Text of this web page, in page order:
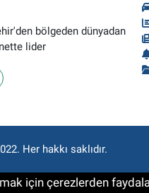
bölgeden dünyadan
lider
Her hakkı saklıdır.
için çerezlerden